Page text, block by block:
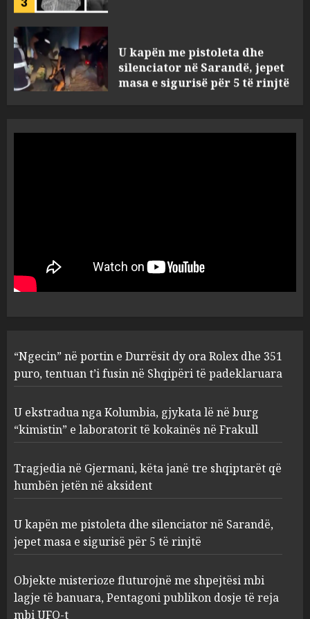
4
masa e sigurisë për 5 të rinjtë
AUGUST 8, 2026
1
tentuan t’i fusin në Shqipëri të
padeklaruara
AUGUST 8, 2026
2
gjykata lë në burg “kimistin” e
laboratorit të kokainës në
Frakull
janë tre shqiptarët që humbën
jetën në aksident
AUGUST 8, 2026
silenciator në Sarandë, jepet
masa e sigurisë për 5 të rinjtë
AUGUST 8, 2026
“Ngecin” në portin e Durrësit dy ora Rolex dhe 351
puro, tentuan t’i fusin në Shqipëri të padeklaruara
U ekstradua nga Kolumbia, gjykata lë në burg
“kimistin” e laboratorit të kokainës në Frakull
Tragjedia në Gjermani, këta janë tre shqiptarët që
humbën jetën në aksident
U kapën me pistoleta dhe silenciator në Sarandë,
jepet masa e sigurisë për 5 të rinjtë
Objekte misterioze fluturojnë me shpejtësi mbi
lagje të banuara, Pentagoni publikon dosje të reja
mbi UFO-t